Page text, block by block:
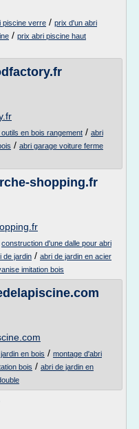
piscine verre / prix d'un abri
/ prix abri piscine haut
en bois rangement / abri
/ abri garage voiture ferme
shopping.fr
construction d'une dalle pour abri
de jardin / abri de jardin en acier
imitation bois
en bois / montage d'abri
bois / abri de jardin en